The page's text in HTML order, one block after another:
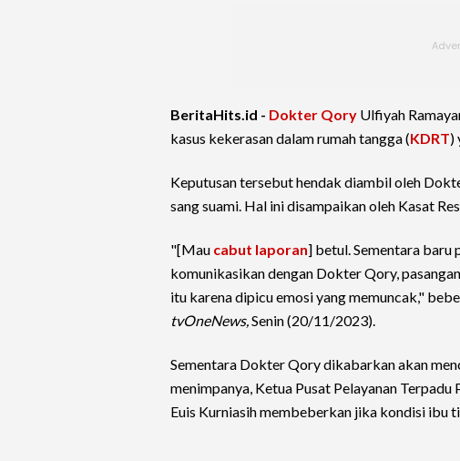
BeritaHits.id - Dokter Qory Ulfiyah
kasus kekerasan dalam rumah tangga (KDRT)
Keputusan tersebut hendak diambil oleh
sang suami. Hal ini disampaikan oleh Kasat
"[Mau cabut laporan] betul. Sementara baru
komunikasikan dengan Dokter Qory,
itu karena dipicu emosi yang memuncak,"
tvOneNews,Senin (20/11/2023).
Sementara Dokter Qory dikabarkan akan
menimpanya, Ketua Pusat Pelayanan
Euis Kurniasih membeberkan jika kondisi ibu